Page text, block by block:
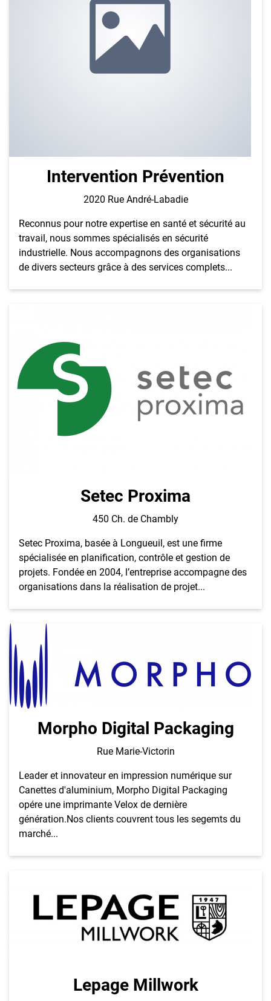
Intervention Prévention
2020 Rue André-Labadie
Reconnus pour notre expertise en santé et sécurité au
travail, nous sommes spécialisés en sécurité
industrielle. Nous accompagnons des organisations
de divers secteurs grâce à des services complets...
Setec Proxima
450 Ch. de Chambly
Setec Proxima, basée à Longueuil, est une firme
spécialisée en planification, contrôle et gestion de
projets. Fondée en 2004, l’entreprise accompagne des
organisations dans la réalisation de projet...
Morpho Digital Packaging
Rue Marie-Victorin
Leader et innovateur en impression numérique sur
Canettes d'aluminium, Morpho Digital Packaging
opére une imprimante Velox de dernière
génération.Nos clients couvrent tous les segemts du
marché...
Lepage Millwork